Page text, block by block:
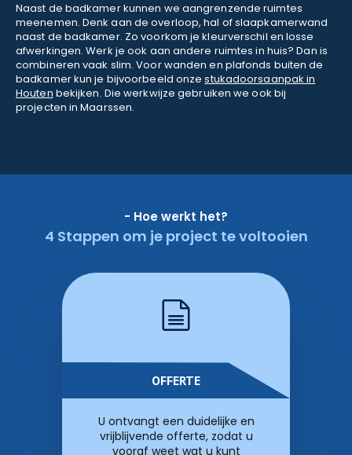
Naast de badkamer kunnen we aangrenzende ruimtes
meenemen. Denk aan de overloop, hal of slaapkamerwand
naast de badkamer. Zo voorkom je kleurverschil en losse
afwerkingen. Werk je ook aan andere ruimtes in huis? Dan is
combineren vaak slim. Voor wanden en plafonds buiten de
badkamer kun je bijvoorbeeld onzestukadoorsaanpak in
Houten bekijken. Die werkwijze gebruiken we ook bij
projecten in Maarssen.
- Hoe werkt het?
4 Stappen om je project te voltooien
OFFERTE
U ontvangt een duidelijke en
vrijblijvende offerte, zodat u
vooraf weet wat u kunt